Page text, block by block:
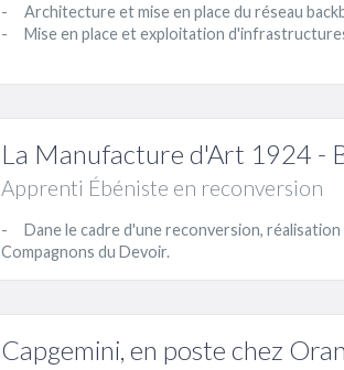
- Architecture et mise en place du réseau
- Mise en place et exploitation
La Manufacture d'Art 1924 -
Apprenti Ébéniste en reconversion
- Dane le cadre d'une reconversion, réalisation
Compagnons du Devoir.
Capgemini, en poste chez